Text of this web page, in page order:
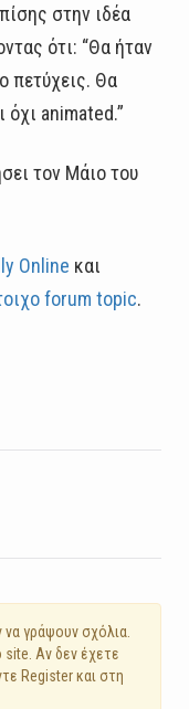
στην ιδέα
ότι: “Θα ήταν
πετύχεις. Θα
όχι animated.”
τον Μάιο του
Online και
forum topic.
να γράψουν σχόλια.
Αν δεν έχετε
Register και στη